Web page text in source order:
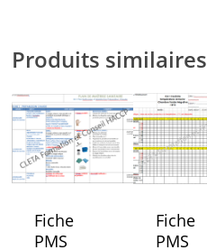
Produits similaires
Fiche
PMS
Fiche
PMS